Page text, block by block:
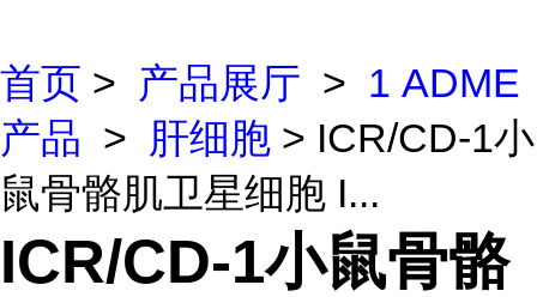
首页 > 产品展厅 > 1 ADME
产品 > 肝细胞 > ICR/CD-1小
鼠骨骼肌卫星细胞 I...
ICR/CD-1小鼠骨骼